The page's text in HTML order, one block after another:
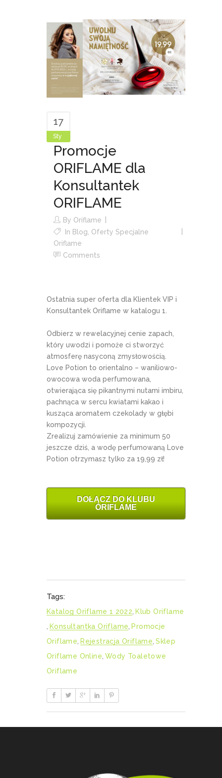
17
Sty
Promocje
ORIFLAME dla
Konsultantek
ORIFLAME
By Oriflame
In Blog Oferty Specjalne
Oriflame
Comments
Ostatnia super oferta dla Klientek VIP i
Konsultantek Oriflame w katalogu 1.
Odbierz w rewelacyjnej cenie zapach,
który uwodzi i pomoże ci stworzyć
atmosferę nasyconą zmysłowością.
Love Potion to orientalno – waniliowo-
owocowa woda perfumowana,
otwierająca się pikantnymi nutami imbiru,
pachnąca w sercu kwiatami kakao i
kusząca aromatem czekolady w głębi
kompozycji.
Zrealizuj zamówienie za minimum 50
jeszcze dziś, a wodę perfumowaną Love
Potion otrzymasz tylko za 19,99 zł!
DOŁĄCZ DO KLUBU
ORIFLAME
Tags:
Katalog Oriflame 1 2022 Klub Oriflame
Konsultantka Oriflame Promocje
Oriflame Rejestracja Oriflame Sklep
Oriflame Online Wody Toaletowe
Oriflame